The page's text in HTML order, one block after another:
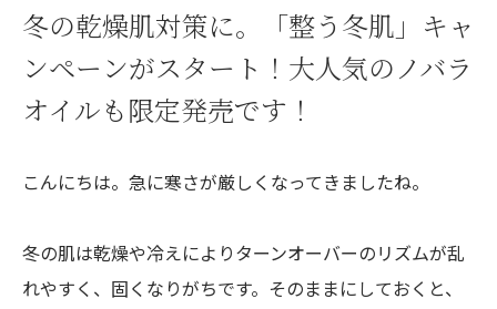
冬の乾燥肌対策に。「整う冬肌」キャ
ンペーンがスタート！大人気のノバラ
オイルも限定発売です！
こんにちは。急に寒さが厳しくなってきましたね。
冬の肌は乾燥や冷えによりターンオーバーのリズムが乱
れやすく、固くなりがちです。そのままにしておくと、